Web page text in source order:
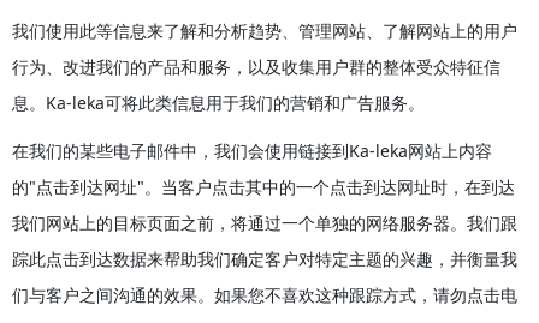
我们使用此等信息来了解和分析趋势、管理网站、了解网站上的用户
行为、改进我们的产品和服务，以及收集用户群的整体受众特征信
息。Ka-leka可将此类信息用于我们的营销和广告服务。
在我们的某些电子邮件中，我们会使用链接到Ka-leka网站上内容
的"点击到达网址"。当客户点击其中的一个点击到达网址时，在到达
我们网站上的目标页面之前，将通过一个单独的网络服务器。我们跟
踪此点击到达数据来帮助我们确定客户对特定主题的兴趣，并衡量我
们与客户之间沟通的效果。如果您不喜欢这种跟踪方式，请勿点击电